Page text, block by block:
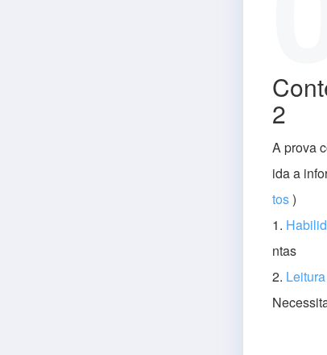
2
A prova
ida a
tos)
1.
ntas
2. Leitura